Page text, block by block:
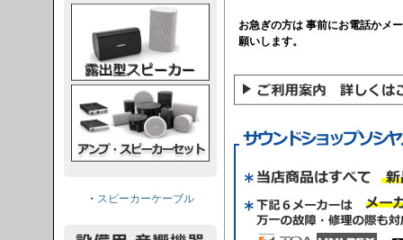
お急ぎの方は 事前にお電話かメ
願いします。
・ スピーカーケーブル